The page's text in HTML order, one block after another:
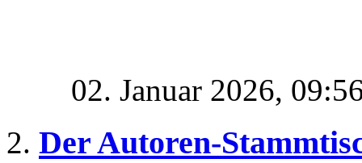
02. Januar 2026,
Der Autoren-